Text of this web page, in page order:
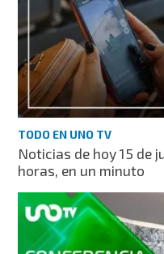
TODO EN UNO TV
Noticias de hoy 15 de
horas, en un minuto